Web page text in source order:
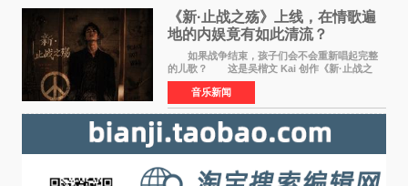
《新·止战之殇》上线，在情歌遍
地的内娱竟有如此清流？
如果战争结束，孩子们会不会重新唱起完整
的儿歌？ 这是吴楷文 Kai 创作《新·止战之
殇》时最初的想法。 从伊朗相关冲突引发的
地区局势，到世界各地仍在发生的动荡与不安，
战争从来不只
音乐新闻